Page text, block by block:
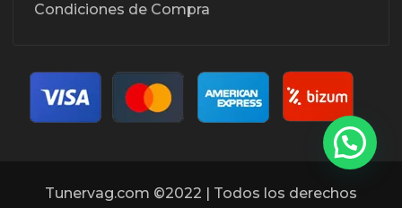
Condiciones de Compra
Tunervag.com ©2022 | Todos los derechos